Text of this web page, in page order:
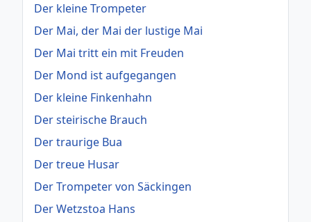
Der kleine Trompeter
Der Mai, der Mai der lustige Mai
Der Mai tritt ein mit Freuden
Der Mond ist aufgegangen
Der kleine Finkenhahn
Der steirische Brauch
Der traurige Bua
Der treue Husar
Der Trompeter von Säckingen
Der Wetzstoa Hans